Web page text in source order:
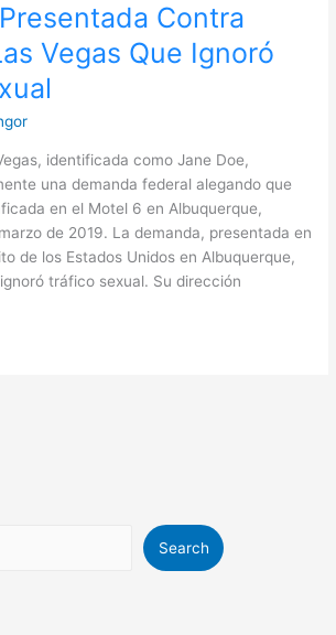
Contra
Vegas Que Ignoró
identificada como Jane Doe,
una demanda federal alegando que
en el Motel 6 en Albuquerque,
de 2019. La demanda, presentada en
de los Estados Unidos en Albuquerque,
tráfico sexual. Su dirección
Search